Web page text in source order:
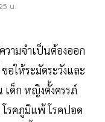
น.
วามจำเป็นต้องออก
อให้ระมัดระวังและ
เด็ก หญิงตั้งครรภ์
รคภูมิแพ้ โรคปอด